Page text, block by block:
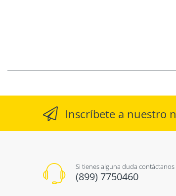
Inscríbete a nuestro
Si tienes alguna duda contáctanos
(899) 7750460